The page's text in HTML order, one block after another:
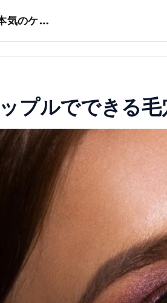
毛穴に悩む30代へ！本気のケア術特集
プルでできる